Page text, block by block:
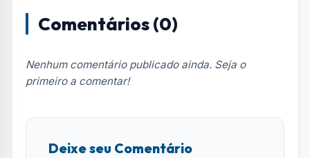
Comentários (0)
Nenhum comentário publicado ainda. Seja o
primeiro a comentar!
Deixe seu Comentário